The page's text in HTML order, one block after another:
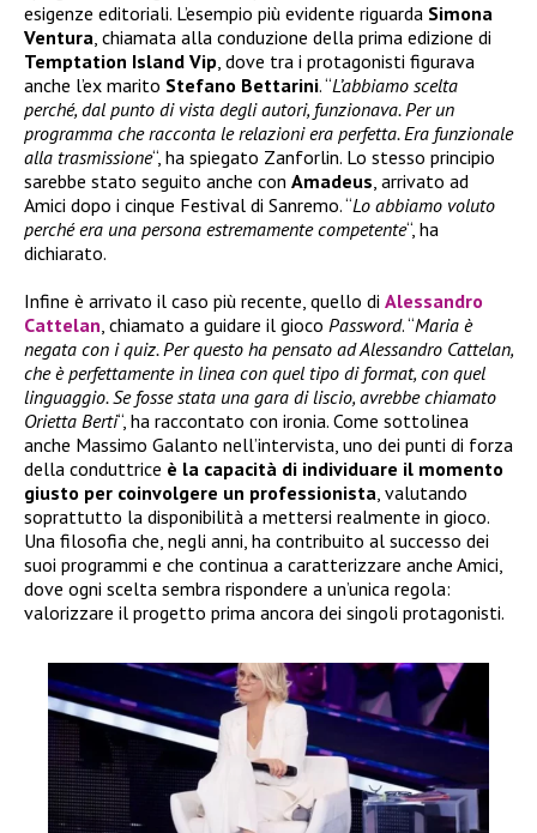
esigenze editoriali. L’esempio più evidente riguarda Simona
Ventura, chiamata alla conduzione della prima edizione di
Temptation Island Vip, dove tra i protagonisti figurava
anche l’ex marito Stefano Bettarini. “L’abbiamo scelta
perché, dal punto di vista degli autori, funzionava. Per un
programma che racconta le relazioni era perfetta. Era funzionale
alla trasmissione“, ha spiegato Zanforlin. Lo stesso principio
sarebbe stato seguito anche con Amadeus, arrivato ad
Amici dopo i cinque Festival di Sanremo. “Lo abbiamo voluto
perché era una persona estremamente competente“, ha
dichiarato.
Infine è arrivato il caso più recente, quello di Alessandro
Cattelan, chiamato a guidare il gioco Password. “Maria è
negata con i quiz. Per questo ha pensato ad Alessandro Cattelan,
che è perfettamente in linea con quel tipo di format, con quel
linguaggio. Se fosse stata una gara di liscio, avrebbe chiamato
Orietta Berti“, ha raccontato con ironia. Come sottolinea
anche Massimo Galanto nell’intervista, uno dei punti di forza
della conduttrice è la capacità di individuare il momento
giusto per coinvolgere un professionista, valutando
soprattutto la disponibilità a mettersi realmente in gioco.
Una filosofia che, negli anni, ha contribuito al successo dei
suoi programmi e che continua a caratterizzare anche Amici,
dove ogni scelta sembra rispondere a un’unica regola:
valorizzare il progetto prima ancora dei singoli protagonisti.